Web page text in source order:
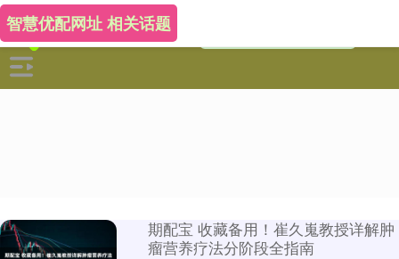
智慧优配网址 相关话题
期配宝 收藏备用！崔久嵬教授详解肿
瘤营养疗法分阶段全指南